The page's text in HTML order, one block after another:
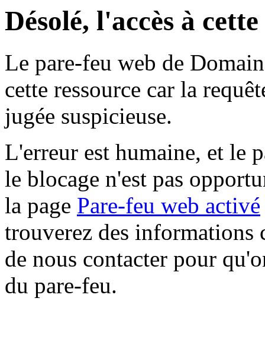
Désolé, l'accès à
Le pare-feu web de
cette ressource car la
jugée suspicieuse.
L'erreur est humaine, et le
le blocage n'est pas
la page Pare-feu web activé
trouverez des informations
de nous contacter pour
du pare-feu.